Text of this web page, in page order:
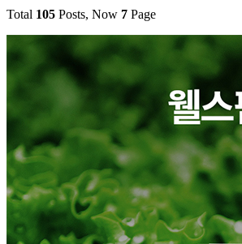
Total 105 Posts, Now 7 Page